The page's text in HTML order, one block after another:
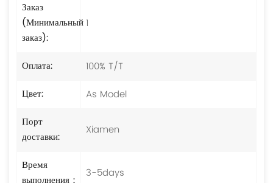
Заказ
(Минимальный
заказ):
1
Оплата:
100% T/T
Цвет:
As Model
Порт
доставки:
Xiamen
Время
3-5days